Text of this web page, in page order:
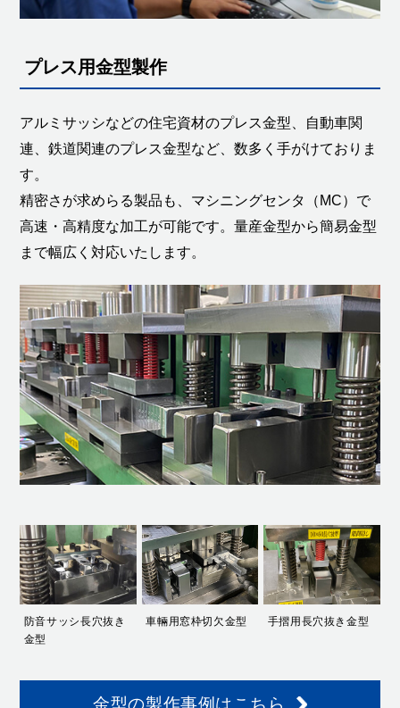
プレス用金型製作
アルミサッシなどの住宅資材のプレス金型、自動車関
連、鉄道関連のプレス金型など、数多く手がけておりま
す。
精密さが求めらる製品も、マシニングセンタ（MC）で
高速・高精度な加工が可能です。量産金型から簡易金型
まで幅広く対応いたします。
防音サッシ長穴抜き
金型
車輛用窓枠切欠金型 手摺用長穴抜き金型
金型の製作事例はこちら